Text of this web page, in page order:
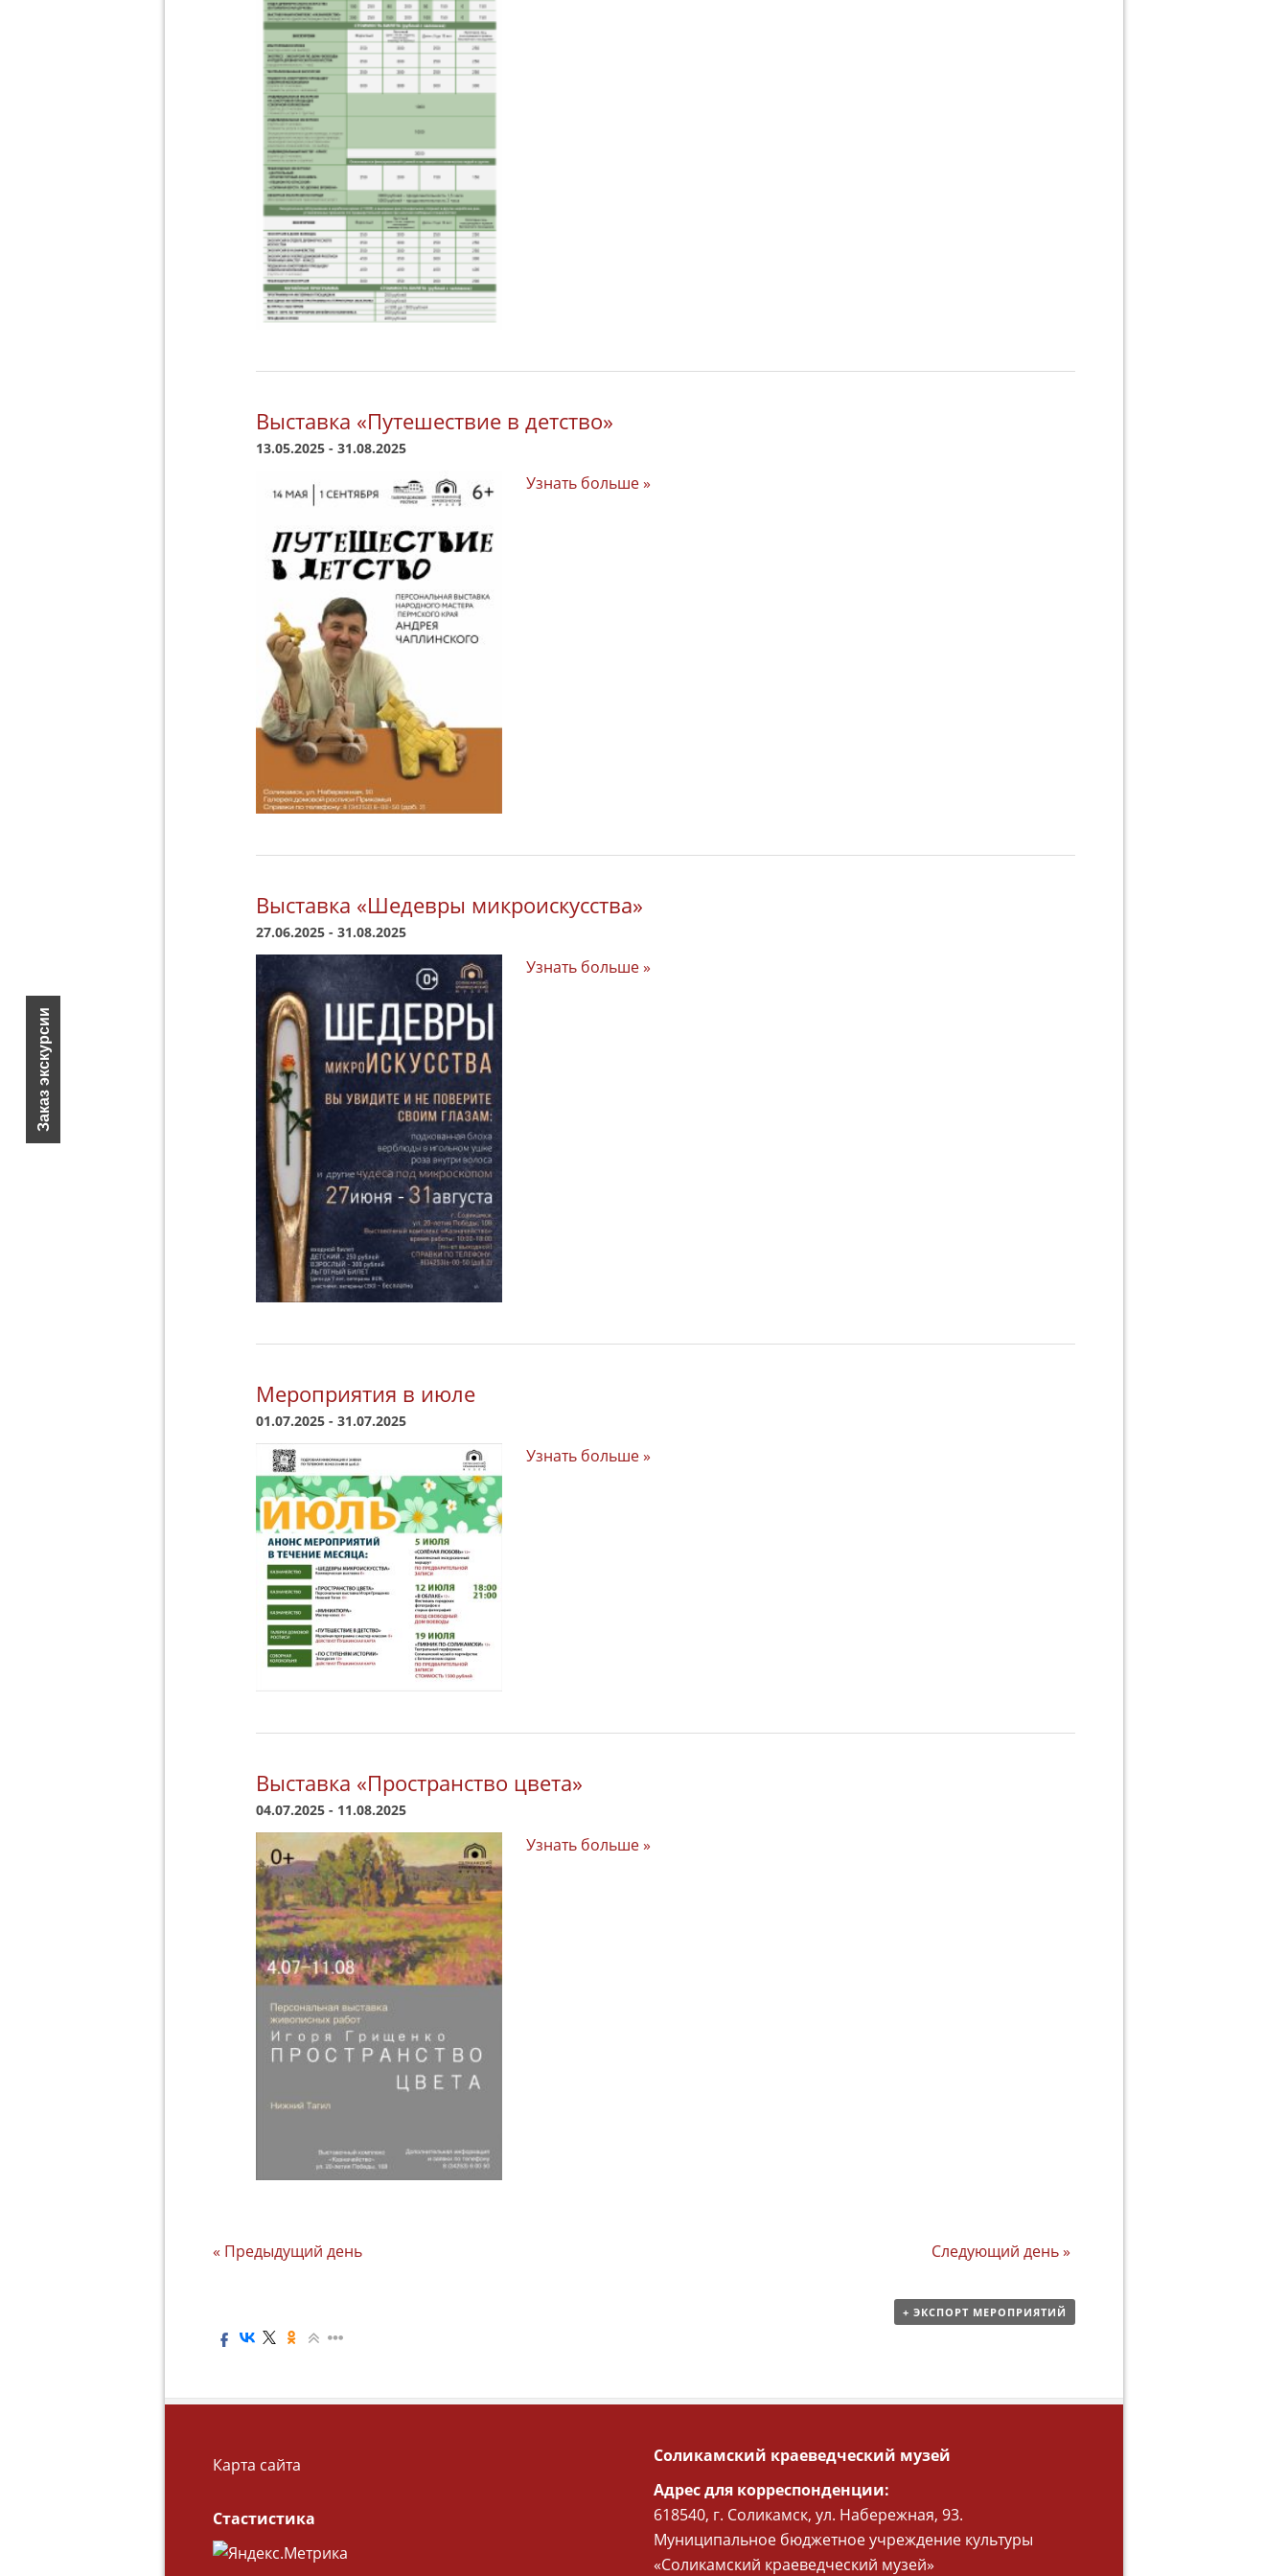
Заказ экскурсии
Выставка «Путешествие в детство»
13.05.2025 - 31.08.2025
Узнать больше »
Выставка «Шедевры микроискусства»
27.06.2025 - 31.08.2025
Узнать больше »
Мероприятия в июле
01.07.2025 - 31.07.2025
Узнать больше »
Выставка «Пространство цвета»
04.07.2025 - 11.08.2025
Узнать больше »
« Предыдущий день Следующий день»
+ ЭКСПОРТ МЕРОПРИЯТИЙ
Карта сайта
Стастистика
Соликамский краеведческий музей
Адрес для корреспонденции:
618540, г. Соликамск, ул. Набережная, 93.
Муниципальное бюджетное учреждение культуры
«Соликамский краеведческий музей»